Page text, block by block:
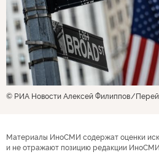
© РИА Новости Алексей Филиппов
Материалы ИноСМИ содержат оценки
и не отражают позицию редакции ИноСМИ